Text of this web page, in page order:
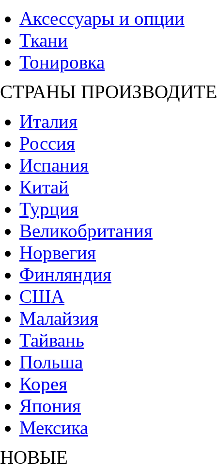
Аксессуары и опции
Ткани
Тонировка
СТРАНЫ
Италия
Россия
Испания
Китай
Турция
Великобритания
Норвегия
Финляндия
США
Малайзия
Тайвань
Польша
Корея
Япония
Мексика
НОВЫЕ